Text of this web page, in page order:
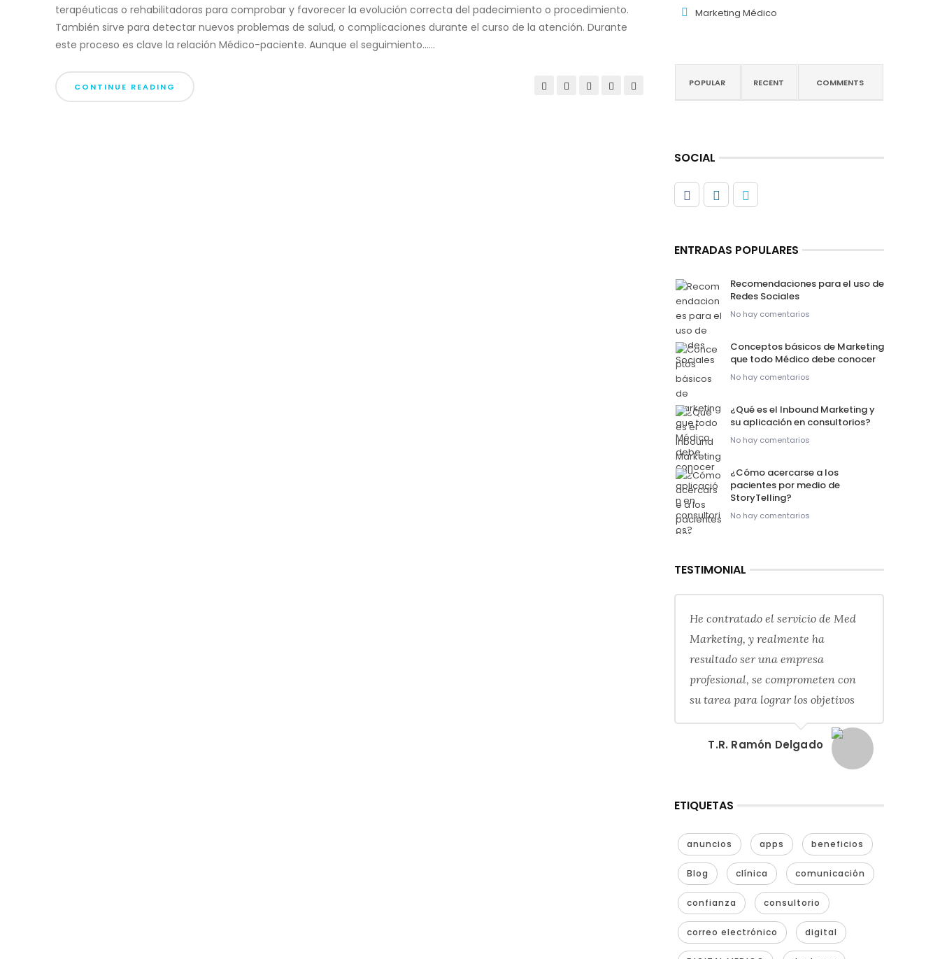
terapéuticas o rehabilitadoras para comprobar y favorecer la evolución correcta del padecimiento o procedimiento.
También sirve para detectar nuevos problemas de salud, o complicaciones durante el curso de la atención. Durante
este proceso es clave la relación Médico-paciente. Aunque el seguimiento......
CONTINUE READING
Marketing Médico
POPULAR RECENT COMMENTS
SOCIAL
ENTRADAS POPULARES
Recomendaciones para el uso de
Redes Sociales
No hay comentarios
Conceptos básicos de Marketing
que todo Médico debe conocer
No hay comentarios
¿Qué es el Inbound Marketing y
su aplicación en consultorios?
No hay comentarios
¿Cómo acercarse a los
pacientes por medio de
StoryTelling?
No hay comentarios
TESTIMONIAL
He contratado el servicio de Med
Marketing, y realmente ha
resultado ser una empresa
profesional, se comprometen con
su tarea para lograr los objetivos
T.R. Ramón Delgado
ETIQUETAS
anuncios apps beneficios
Blog clínica comunicación
confianza consultorio
correo electrónico digital